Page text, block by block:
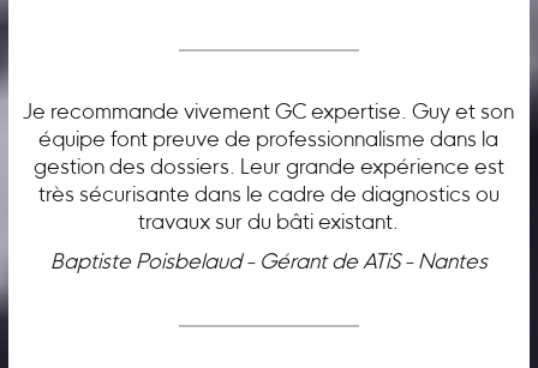
Je recommande vivement GC expertise. Guy et son
équipe font preuve de professionnalisme dans la
gestion des dossiers. Leur grande expérience est
très sécurisante dans le cadre de diagnostics ou
travaux sur du bâti existant.
Baptiste Poisbelaud - Gérant de ATiS - Nantes